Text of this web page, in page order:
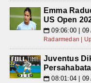
Emma
US Open
📅 09:06:00 |
Radarmedan |
Juventus
📅 08:01:04 |